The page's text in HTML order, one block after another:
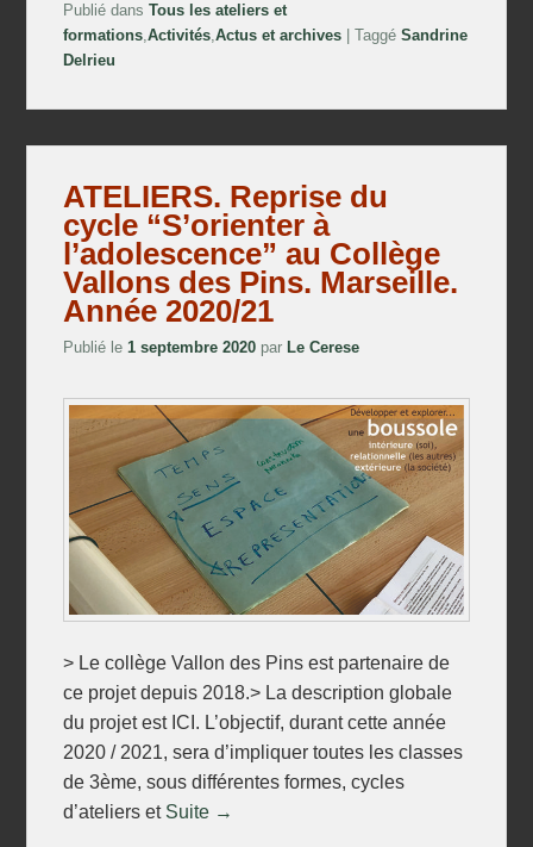
Publié dans Tous les ateliers et
formations,Activités,Actus et archives |Taggé Sandrine
Delrieu
ATELIERS. Reprise du
cycle “S’orienter à
l’adolescence” au Collège
Vallons des Pins. Marseille.
Année 2020/21
Publié le1 septembre 2020 par Le Cerese
> Le collège Vallon des Pins est partenaire de
ce projet depuis 2018.> La description globale
du projet est ICI. L’objectif, durant cette année
2020 / 2021, sera d’impliquer toutes les classes
de 3ème, sous différentes formes, cycles
d’ateliers et Suite →